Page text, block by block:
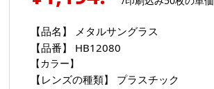
【品名】
メタルサングラス
【品番】
HB12080
【カラー】
【レンズの種類】
プラスチック